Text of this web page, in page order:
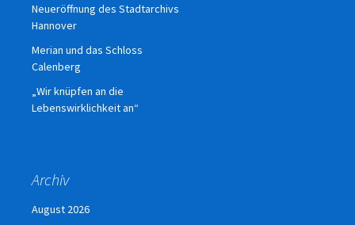
Neueröffnung des Stadtarchivs
Hannover
Merian und das Schloss
Calenberg
„Wir knüpfen an die
Lebenswirklichkeit an“
Archiv
August 2026